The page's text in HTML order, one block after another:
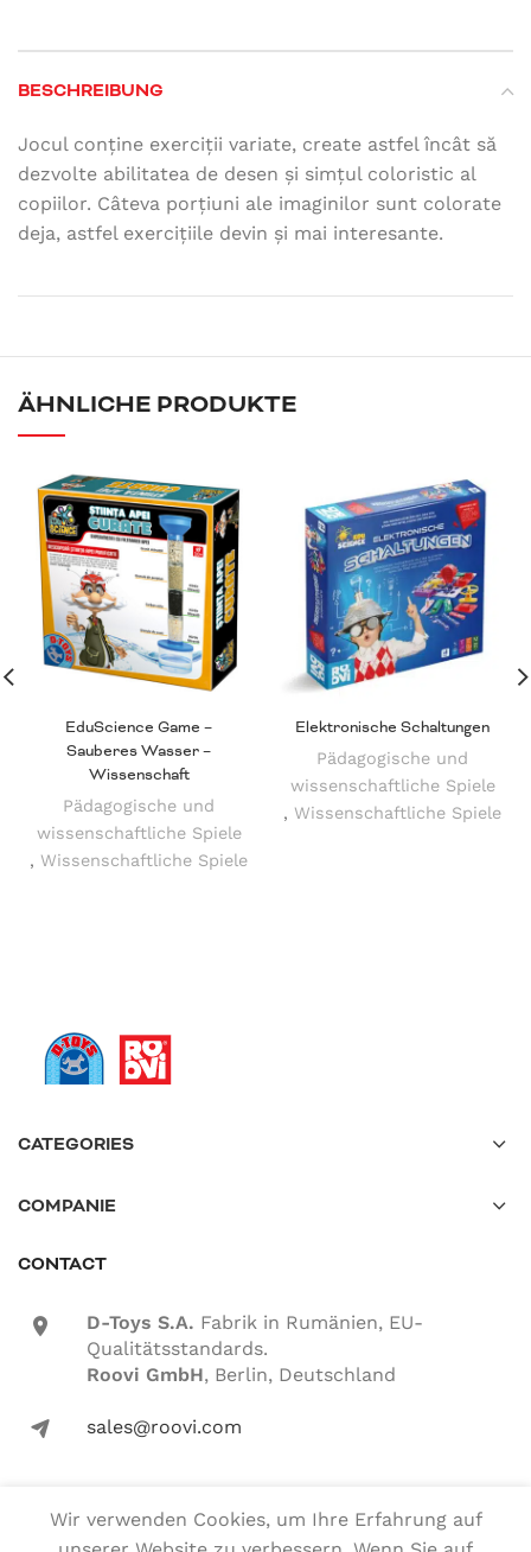
BESCHREIBUNG
Jocul conține exerciții variate, create astfel încât să
dezvolte abilitatea de desen și simțul coloristic al
copiilor. Câteva porțiuni ale imaginilor sunt colorate
deja, astfel exercițiile devin și mai interesante.
ÄHNLICHE PRODUKTE
EduScience Game –
Sauberes Wasser –
Wissenschaft
Pädagogische und
wissenschaftliche Spiele
, Wissenschaftliche Spiele
Elektronische Schaltungen
Pädagogische und
wissenschaftliche Spiele
, Wissenschaftliche Spiele
CATEGORIES
COMPANIE
CONTACT
location-icon D-Toys S.A. Fabrik in Rumänien, EU-
Qualitätsstandards.
Roovi GmbH, Berlin, Deutschland
mail-icon sales@roovi.com
Alle Rechte vorbehalten
Wir verwenden Cookies, um Ihre Erfahrung auf